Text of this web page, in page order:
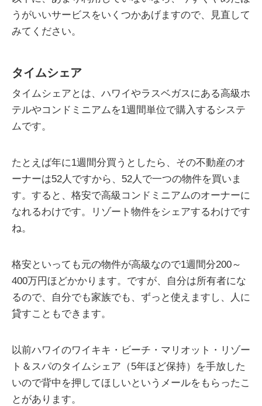
うがいいサービスをいくつかあげますので、見直して
みてください。
タイムシェア
タイムシェアとは、ハワイやラスベガスにある高級ホ
テルやコンドミニアムを1週間単位で購入するシステ
ムです。
たとえば年に1週間分買うとしたら、その不動産のオ
ーナーは52人ですから、52人で一つの物件を買いま
す。すると、格安で高級コンドミニアムのオーナーに
なれるわけです。リゾート物件をシェアするわけです
ね。
格安といっても元の物件が高級なので1週間分200～
400万円ほどかかります。ですが、自分は所有者にな
るので、自分でも家族でも、ずっと使えますし、人に
貸すこともできます。
以前ハワイのワイキキ・ビーチ・マリオット・リゾー
ト＆スパのタイムシェア（5年ほど保持）を手放した
いので背中を押してほしいというメールをもらったこ
とがあります。